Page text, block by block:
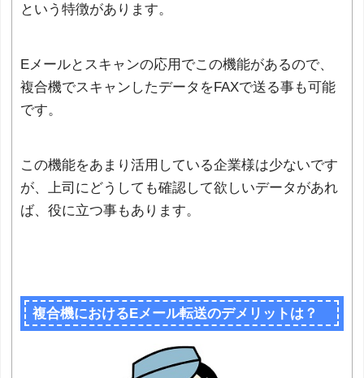
という特徴があります。
Eメールとスキャンの応用でこの機能があるので、
複合機でスキャンしたデータをFAXで送る事も可能
です。
この機能をあまり活用している企業様は少ないです
が、上司にどうしても確認して欲しいデータがあれ
ば、役に立つ事もあります。
複合機におけるEメール転送のデメリットは？